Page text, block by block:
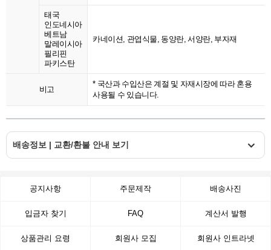
태국
인도네시아
베트남
말레이시아
필리핀
파키스탄
카네이션, 관엽식물, 동양란, 서양란, 부자재
비고
* 국산과 수입산은 계절 및 자재시장에 따라 혼용
사용될 수 있습니다.
배송정보 | 교환/환불 안내 보기
공지사항 주문제작 배송사진
입금자 찾기 FAQ 계산서 발행
상품관리 요령 회원사 모집 회원사 인트라넷